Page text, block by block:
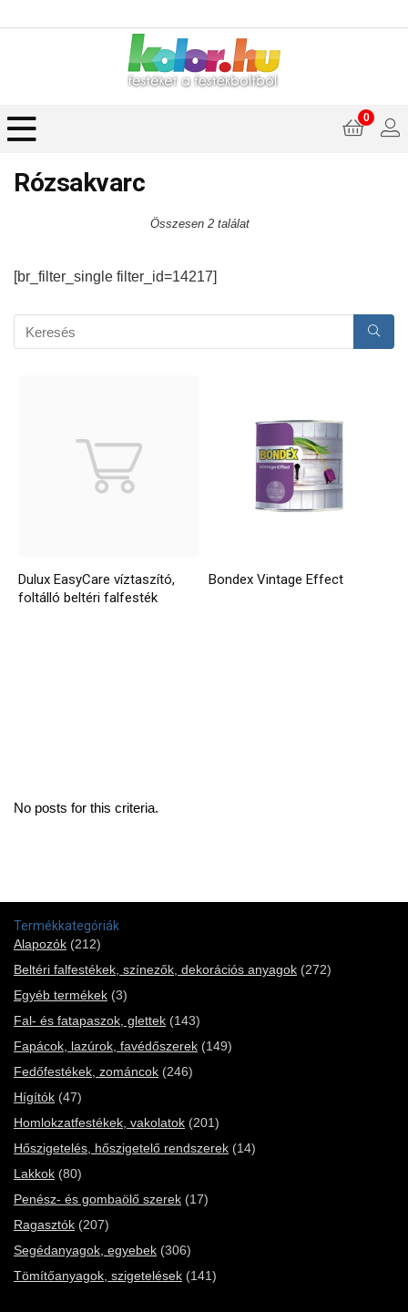
0
Rózsakvarc
Összesen 2 találat
[br_filter_single filter_id=14217]
Dulux EasyCare víztaszító,
foltálló beltéri falfesték
Bondex Vintage Effect
No posts for this criteria.
Termékkategóriák
Alapozók (212)
Beltéri falfestékek, színezők, dekorációs anyagok (272)
Egyéb termékek (3)
Fal- és fatapaszok, glettek (143)
Fapácok, lazúrok, favédőszerek (149)
Fedőfestékek, zománcok (246)
Hígítók (47)
Homlokzatfestékek, vakolatok (201)
Hőszigetelés, hőszigetelő rendszerek (14)
Lakkok (80)
Penész- és gombaölő szerek (17)
Ragasztók (207)
Segédanyagok, egyebek (306)
Tömítőanyagok, szigetelések (141)